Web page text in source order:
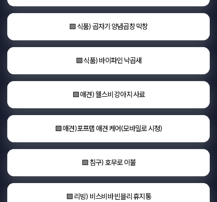
🟩 식품) 곱자기 양념곱창 막창
🟩 식품) 바이파인 낙곱새
🟩 애견) 웰스비 강아지 사료
🟩 애견)포프랩 애견 케어(모바일로 시청)
🟩 침구) 호무로 이불
🟩 리빙) 비스비바 빈블리 휴지통